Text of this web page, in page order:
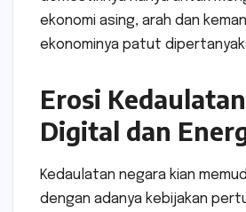
ekonomi asing, arah dan
ekonominya patut
Erosi
Digital dan
Kedaulatan negara kian
dengan adanya kebijakan